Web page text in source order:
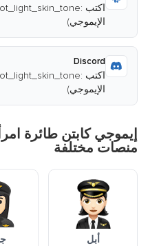
الإيموجي)
Discord
الإيموجي)
إيموجي كابتن طائرة
منصات مختلفة
أبل